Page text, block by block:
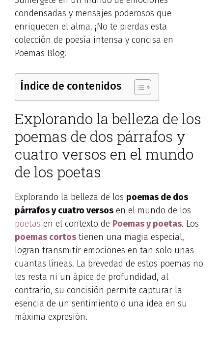
condensadas y mensajes poderosos que
enriquecen el alma. ¡No te pierdas esta
colección de poesía intensa y concisa en
Poemas Blog!
Índice de contenidos
Explorando la belleza de los
poemas de dos párrafos y
cuatro versos en el mundo
de los poetas
Explorando la belleza de los poemas de dos
párrafos y cuatro versos en el mundo de los
poetas en el contexto de Poemas y poetas. Los
poemas cortos tienen una magia especial,
logran transmitir emociones en tan solo unas
cuantas líneas. La brevedad de estos poemas no
les resta ni un ápice de profundidad, al
contrario, su concisión permite capturar la
esencia de un sentimiento o una idea en su
máxima expresión.